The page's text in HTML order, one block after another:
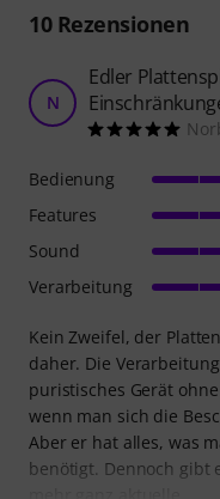
10Rezensionen
N
Edler
Kein Zweifel, der
daher. Die
puristisches Gerät
wenn man sich die
Aber er hat alles, was
benötigt. Dennoch gibt
Bedienung
Features
Sound
Verarbeitung